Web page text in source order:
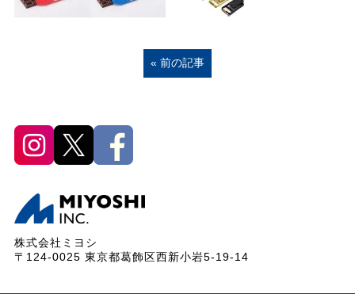
« 前の記事
株式会社ミヨシ
〒124-0025 東京都葛飾区西新小岩5-19-14